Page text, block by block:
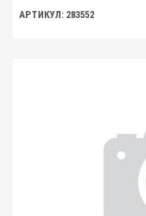
АРТИКУЛ: 283552